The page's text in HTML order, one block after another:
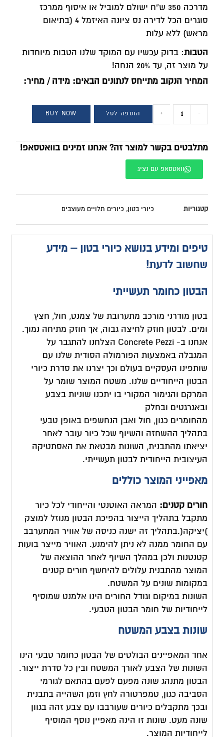
מדרכה 350 ש”ח ישולם למוביל או איסוף ממרכז
סוגרים הכל לדירה נס ציונה האיזמל 4 (בתיאום
מראש) ללא עלות
הטבות: בדוק עכשיו עם המוקד שלנו הטבות מיוחדות
על מוצר זה, עד 20% הנחה!
המחיר הנקוב מתייחס לנתונים הבאים: מידה / מחיר:
-
+ הוספה לסל BUY NOW
מתלבטים בקשר למוצר זה? אנחנו זמינים בוואטסאפ!
וואטסאפ עם נציג
קטגוריות כיורי בטון, כיורים תלויים מעוצבים
טיפים ומידע בנושא כיורי בטון – מידע
שחשוב לדעת!
הבטון כחומר תעשייתי
בטון מודרני מורכב מתערובת של צמנט, חול, חצץ
ומים. לבטון חוזק לחיצה גבוה, אך חוזק מתיחה נמוך.
אנחנו ב- Concrete Pezzi הצלחנו להתגבר על
המגבלה באמצעות הפורמולה הסודית שלנו עם
שותפינו העסקיים בעולם וכך יצרנו את סדרת כיורי
הבטון הייחודיים שלנו. משטח המוצר שומר על
המרקם והגימור המקורי בו יתכנו שוניות בצבע
ובאגרגטים ובחלק
מהחומרים כגון, חול ואבן הנחשפים באופן טבעי
בתהליך ההשחזה והשיוף שכל כיור עובר לאחר
יציאתו מהתבנית, השונות מבטאת את האסתטיקה
העיצובית הייחודית לבטון תעשייתי.
מאפייני המוצר כוללים
חורים קטנים: המראה האוטנטי והייחודי לכל כיור
מתקבל בתהליך הייצור בהפיכת הבטון מנוזל למוצק
)יציקה(.בתהליך זה ישנה כניסה של אוויר המתערבב
עם החומר ממנה לא ניתן להימנע. האוויר מייצר בועות
קטנטנות ולכן במהלך השיוף לאחר ההוצאה של
המוצר מהתבנית עלולים להיחשף חורים קטנים
במקומות שונים על המשטח.
השונות במיקום וגודל החורים הינו אלמנט שמוסיף
לייחודיות של חומר הבטון הטבעי.
שונות בצבע המשטח
אחד המאפיינים הבולטים של הבטון כחומר טבעי הינו
השונות של הצבע לאורך המשטח ובין כל סדרת ייצור.
הבטון מתנהג שונה מפעם לפעם בהתאם לגורמי
הסביבה כגון, טמפרטורה לחץ וזמן השהייה בתבנית
ובכך מתקבלים כיורים שעורבבו עם צבע זהה בגוון
שונה מעט. שונות זו הינה מאפיין נוסף המוסיף
לייחודיות המוצר.